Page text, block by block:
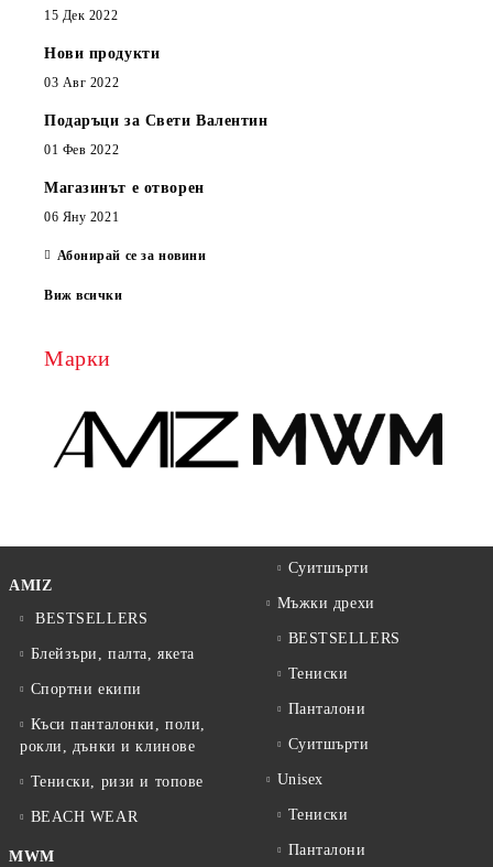
15 Дек 2022
Нови продукти
03 Авг 2022
Подаръци за Свети Валентин
01 Фев 2022
Магазинът е отворен
06 Яну 2021
Абонирай се за новини
Виж всички
Марки
AMIZ
BESTSELLERS
Блейзъри, палта, якета
Спортни екипи
Къси панталонки, поли,
рокли, дънки и клинове
Тениски, ризи и топове
BEACH WEAR
MWM
Суитшърти
Мъжки дрехи
BESTSELLERS
Тениски
Панталони
Суитшърти
Unisex
Тениски
Панталони